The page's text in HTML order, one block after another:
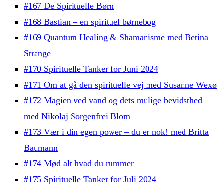
#167 De Spirituelle Børn
#168 Bastian – en spirituel børnebog
#169 Quantum Healing & Shamanisme med Betina
Strange
#170 Spirituelle Tanker for Juni 2024
#171 Om at gå den spirituelle vej med Susanne Wexø
#172 Magien ved vand og dets mulige bevidsthed
med Nikolaj Sorgenfrei Blom
#173 Vær i din egen power – du er nok! med Britta
Baumann
#174 Mød alt hvad du rummer
#175 Spirituelle Tanker for Juli 2024